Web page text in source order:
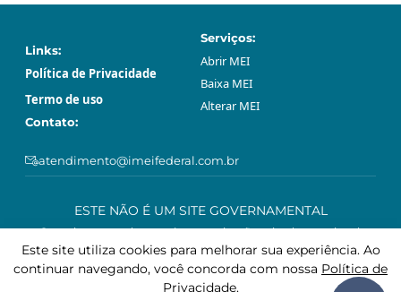
Links:
Política de Privacidade
Termo de uso
Serviços:
Abrir МЕI
Baixa МЕI
Alterar МЕI
Contato:
atendimento@imeifederal.com.br
ESTE NÃO É UM SITE GOVERNAMENTAL
O serviço prestado através neste site são privado e opcional.
Podem ser feitos gratuitamente sem o acompanhamento profissional
deste site, através da plataforma governamental gov.br.
Este site utiliza cookies para melhorar sua experiência. Ao
continuar navegando, você concorda com nossa Política de
Privacidade.